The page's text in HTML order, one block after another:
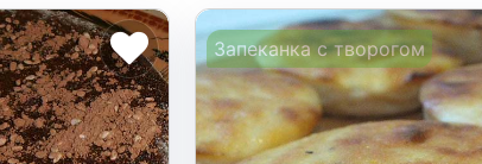
Запеканка с творогом